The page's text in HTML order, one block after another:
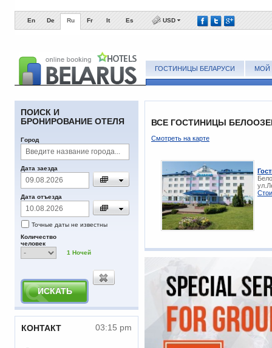
En De Ru Fr It Es USD
ГОСТИНИЦЫ БЕЛАРУСИ МОЙ
ПОИСК И
БРОНИРОВАНИЕ ОТЕЛЯ
Город
Дата заезда
Дата отъезда
Точные даты не известны
Количество
человек
1 Ночей
КОНТАКТ 03:15 pm
ВСЕ ГОСТИНИЦЫ
Смотреть на карте